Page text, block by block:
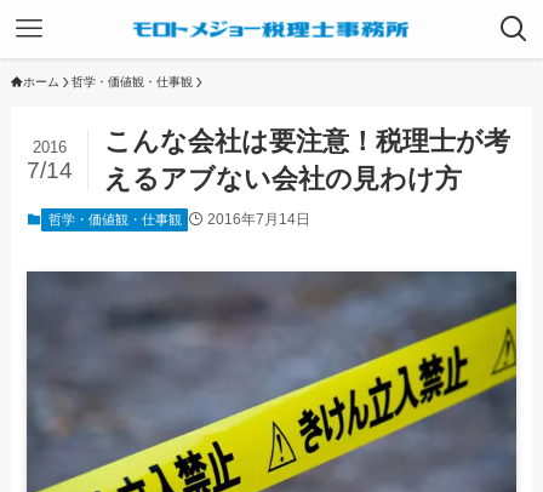
ホーム 哲学・価値観・仕事観
こんな会社は要注意！税理士が考
えるアブない会社の見わけ方
2016
7/14
哲学・価値観・仕事観 2016年7月14日